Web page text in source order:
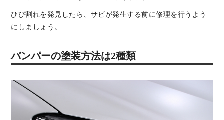
ひび割れを発見したら、サビが発生する前に修理を行うよう
にしましょう。
バンパーの塗装方法は2種類